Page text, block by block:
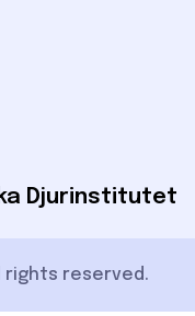
Djurinstitutet
rights reserved.